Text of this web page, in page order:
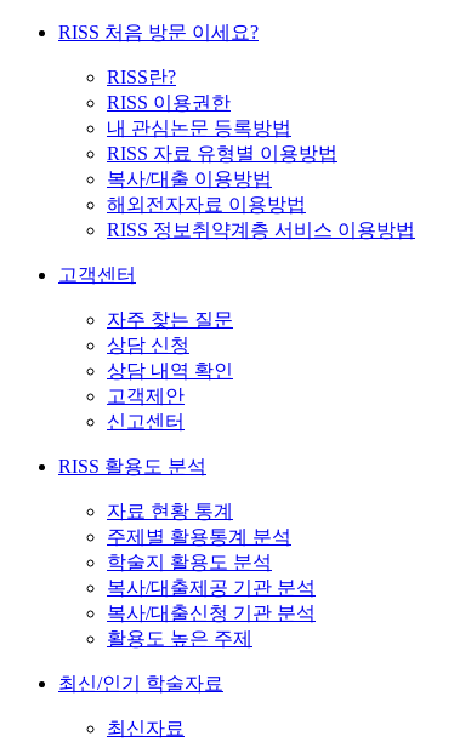
RISS 처음 방문 이세요?
RISS란?
RISS 이용권한
내 관심논문 등록방법
RISS 자료 유형별 이용방법
복사/대출 이용방법
해외전자자료 이용방법
RISS 정보취약계층 서비스 이용방법
고객센터
자주 찾는 질문
상담 신청
상담 내역 확인
고객제안
신고센터
RISS 활용도 분석
자료 현황 통계
주제별 활용통계 분석
학술지 활용도 분석
복사/대출제공 기관 분석
복사/대출신청 기관 분석
활용도 높은 주제
최신/인기 학술자료
최신자료